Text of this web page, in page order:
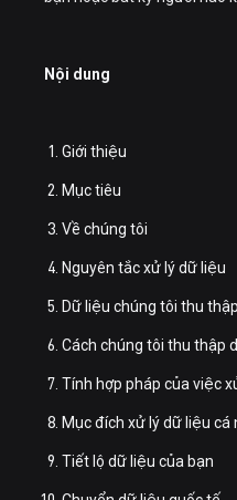
Nội dung
Giới thiệu
Mục tiêu
Về chúng tôi
Nguyên tắc xử lý dữ liệu
Dữ liệu chúng tôi thu
Cách chúng tôi thu thập
Tính hợp pháp của việc
Mục đích xử lý dữ liệu cá
Tiết lộ dữ liệu của bạn